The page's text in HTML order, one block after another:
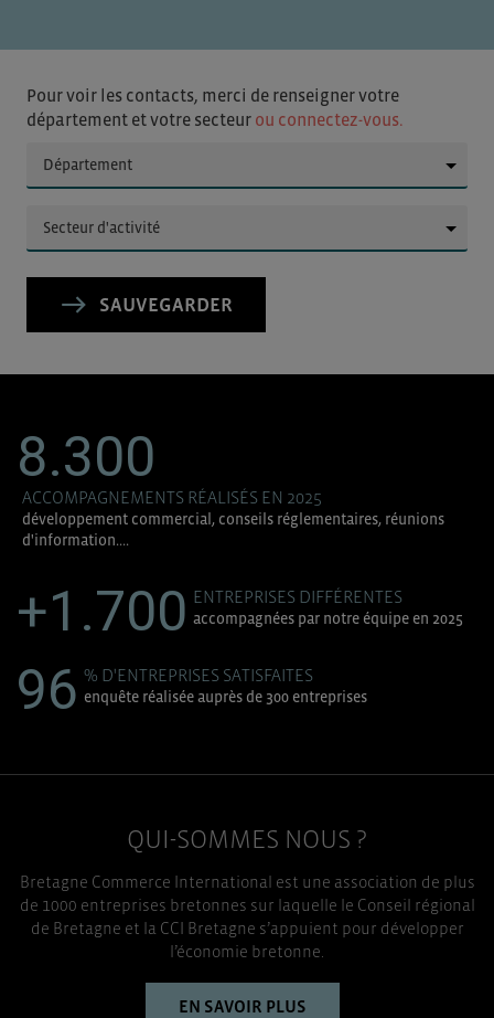
Pour voir les contacts, merci de renseigner votre
département et votre secteur ou connectez-vous.
SAUVEGARDER
8.300
ACCOMPAGNEMENTS RÉALISÉS EN 2025
développement commercial, conseils réglementaires, réunions
d'information....
+1.700 ENTREPRISES DIFFÉRENTES
accompagnées par notre équipe en 2025
96 % D'ENTREPRISES SATISFAITES
enquête réalisée auprès de 300 entreprises
QUI-SOMMES NOUS ?
Bretagne Commerce International est une association de plus
de 1000 entreprises bretonnes sur laquelle le Conseil régional
de Bretagne et la CCI Bretagne s’appuient pour développer
l’économie bretonne.
EN SAVOIR PLUS